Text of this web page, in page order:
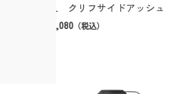
0.6L クリフサイドアッシュ
￥3,080 （税込）